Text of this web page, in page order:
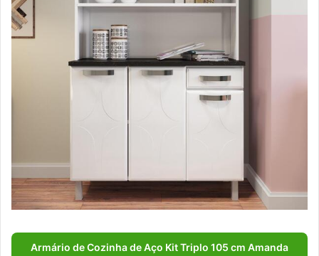
Armário de Cozinha de Aço Kit Triplo 105 cm Amanda